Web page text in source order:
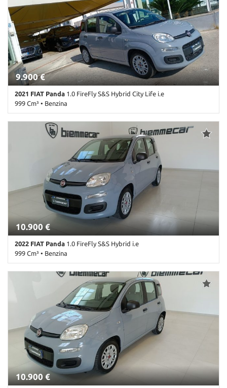
chiave • Climatizzatore • Cruise Control • Fendinebbia • Frenata
d'emergenza assistita • Hill holder • Isofix • MP3 • Riconoscimento
dei segnali stradali • Sensore di luce • Sensore di pioggia • Sensori
di parcheggio posteriori • Start/Stop Automatico • Telecamera per
parcheggio assistito • Touch screen • USB • Volante multifunzione
9.900 €
2021 FIAT Panda 1.0 FireFly S&S Hybrid City Life i.e
999 Cm³ • Benzina
84.900 Km • Cambio Manuale (6) • Antracite pastello • 5 Porte •
ABS • Airbag • Airbag Passeggero • Airbag testa • Alzacristalli
elettrici • Antifurto • Autoradio • Autoradio digitale • Bluetooth •
Boardcomputer • Chiusura centralizzata • Climatizzatore •
Controllo trazione • ESP • Immobilizzatore elettronico • Isofix •
Lettore CD • MP3 • Ruotino • Servosterzo • USB
10.900 €
2022 FIAT Panda 1.0 FireFly S&S Hybrid i.e
999 Cm³ • Benzina
61.000 Km • Cambio Manuale (6) • Antracite pastello • 5 Porte •
ABS • Airbag • Airbag Passeggero • Airbag testa • Alzacristalli
elettrici • Antifurto • Autoradio • Chiusura centralizzata •
Climatizzatore • Controllo trazione • ESP • Immobilizzatore
elettronico • Isofix • Lettore CD • Luci diurne • MP3 • Ruotino •
Servosterzo • Start/Stop Automatico • USB
10.900 €